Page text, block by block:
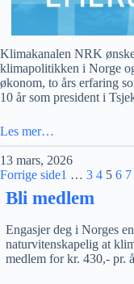
Klimakanalen NRK
klimapolitikken i Norge
økonom, to års erfaring
10 år som president i
Les mer…
13 mars, 2026
Forrige side1 … 3 4 5 6 7
Bli medlem
Engasjer deg i Norges
naturvitenskapelig at
medlem for kr. 430,- pr.